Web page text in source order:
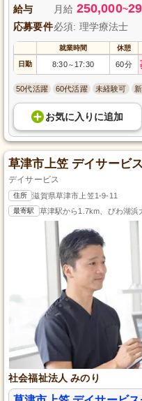
給与 月給 250,000~
応募要件必須: 理学療法士
就業時間 休憩
日勤 8:30～ 17:30 60分
50代活躍 60代活躍 未経験可
お気に入り に追加
草津市上笠 デイサービ
デイサービス
住所 滋賀県草津市上笠1-9-11
最寄駅 草津駅から1.7km、びわ湖
社会福祉法人 みのり